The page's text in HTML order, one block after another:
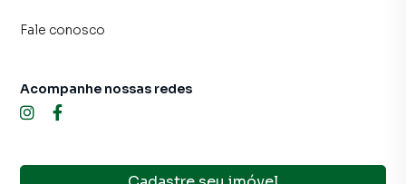
Fale conosco
Acompanhe nossas redes